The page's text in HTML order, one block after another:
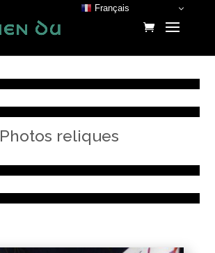
Photos reliques
Français